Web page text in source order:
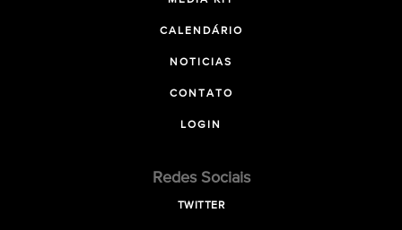
CALENDÁRIO
NOTICIAS
CONTATO
LOGIN
Redes Sociais
TWITTER